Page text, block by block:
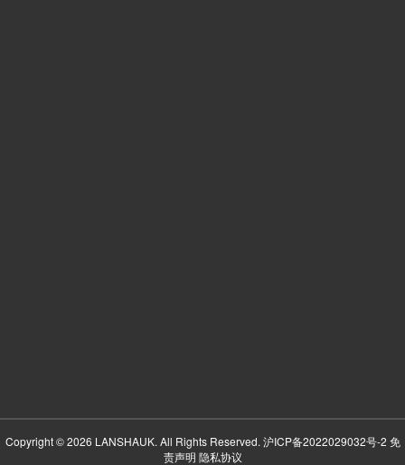
Copyright © 2026 LANSHAUK. All Rights Reserved. 沪ICP备2022029032号-2 免
责声明 隐私协议